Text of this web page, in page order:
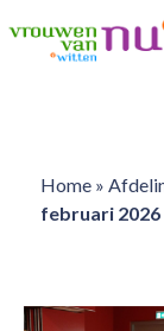
Home»
februari 2026